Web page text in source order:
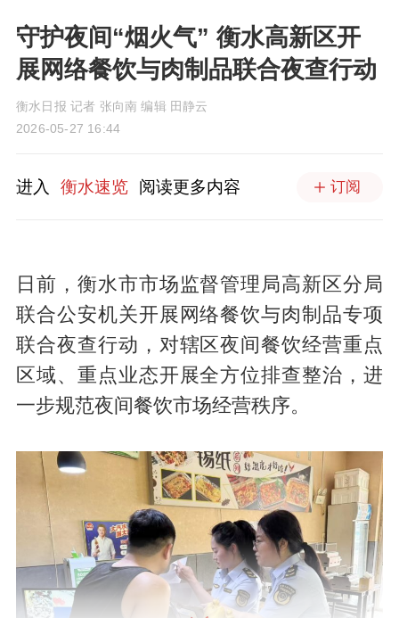
守护夜间“烟火气” 衡水高新区开
展网络餐饮与肉制品联合夜查行动
衡水日报 记者 张向南 编辑 田静云
2026-05-27 16:44
进入 衡水速览 阅读更多内容 订阅
日前，衡水市市场监督管理局高新区分局
联合公安机关开展网络餐饮与肉制品专项
联合夜查行动，对辖区夜间餐饮经营重点
区域、重点业态开展全方位排查整治，进
一步规范夜间餐饮市场经营秩序。